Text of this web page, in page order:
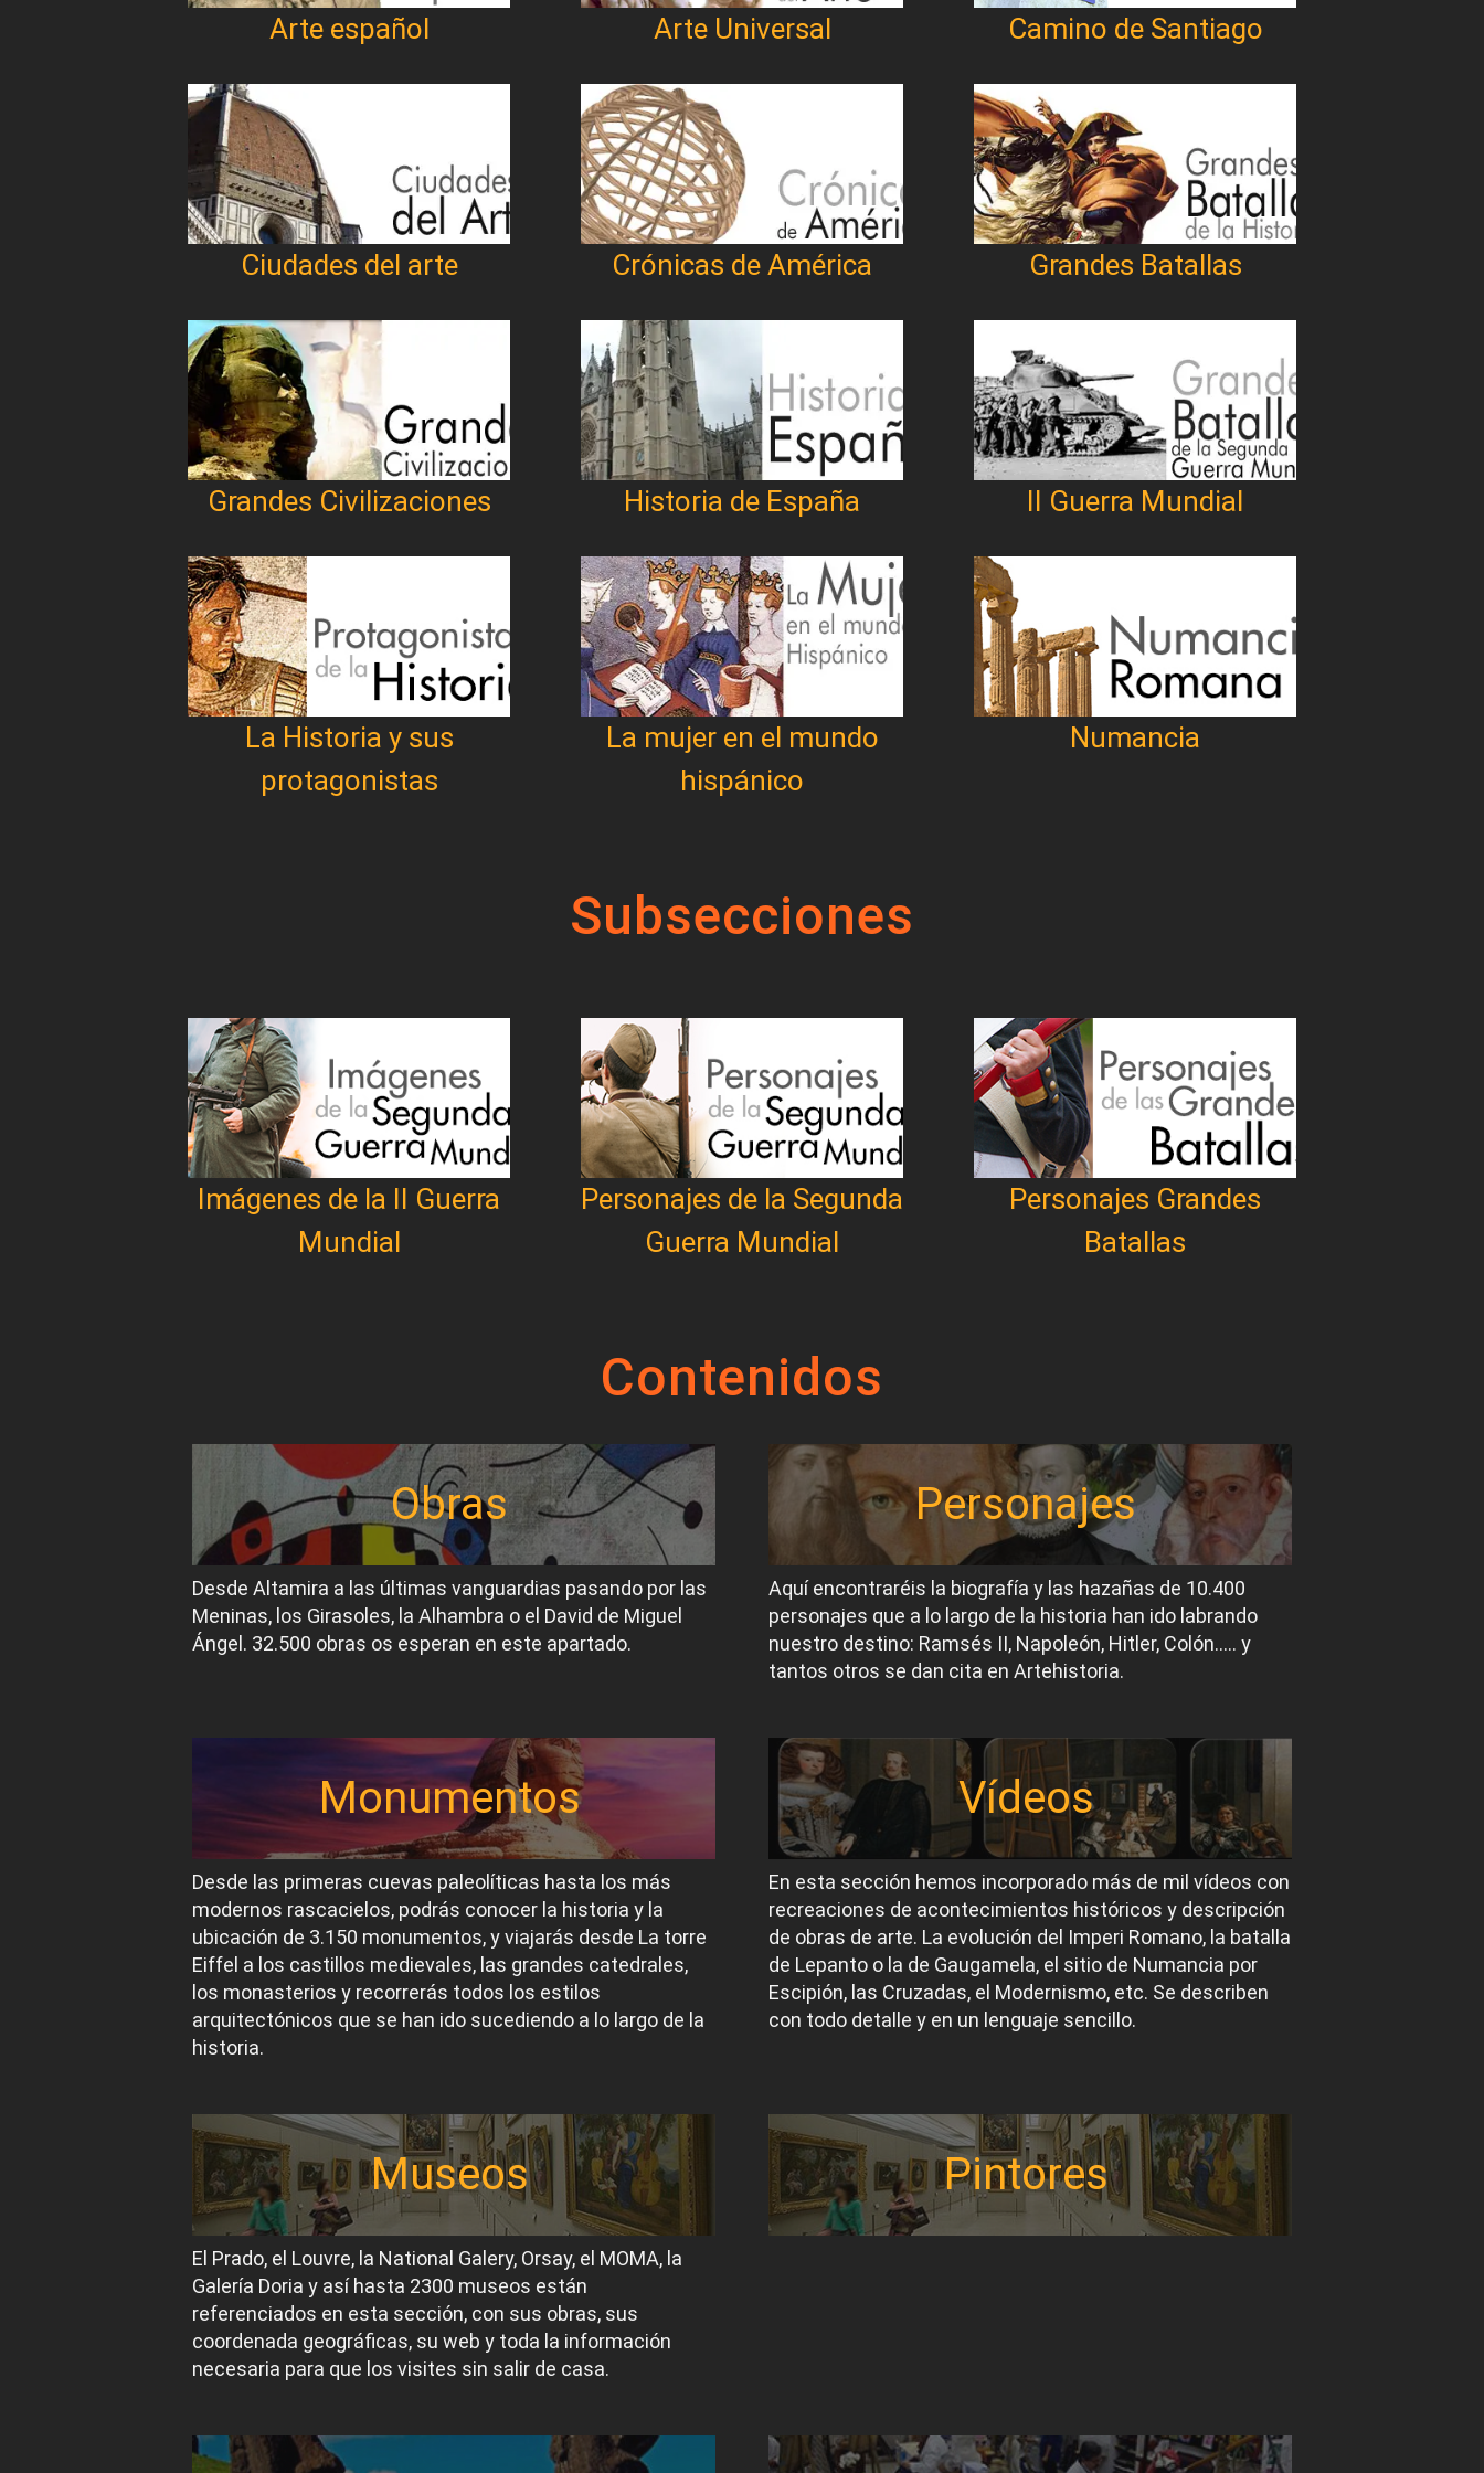
Arte español Arte Universal Camino de Santiago
Ciudades del arte Crónicas de América Grandes Batallas
Grandes Civilizaciones Historia de España II Guerra Mundial
La Historia y sus
protagonistas
La mujer en el mundo
hispánico
Numancia
Subsecciones
Imágenes de la II Guerra
Mundial
Personajes de la Segunda
Guerra Mundial
Personajes Grandes
Batallas
Contenidos
Obras
Desde Altamira a las últimas vanguardias pasando por las
Meninas, los Girasoles, la Alhambra o el David de Miguel
Ángel. 32.500 obras os esperan en este apartado.
Personajes
Aquí encontraréis la biografía y las hazañas de 10.400
personajes que a lo largo de la historia han ido labrando
nuestro destino: Ramsés II, Napoleón, Hitler, Colón….. y
tantos otros se dan cita en Artehistoria.
Monumentos
Desde las primeras cuevas paleolíticas hasta los más
modernos rascacielos, podrás conocer la historia y la
ubicación de 3.150 monumentos, y viajarás desde La torre
Eiffel a los castillos medievales, las grandes catedrales,
los monasterios y recorrerás todos los estilos
arquitectónicos que se han ido sucediendo a lo largo de la
historia.
Vídeos
En esta sección hemos incorporado más de mil vídeos con
recreaciones de acontecimientos históricos y descripción
de obras de arte. La evolución del Imperi Romano, la batalla
de Lepanto o la de Gaugamela, el sitio de Numancia por
Escipión, las Cruzadas, el Modernismo, etc. Se describen
con todo detalle y en un lenguaje sencillo.
Museos
El Prado, el Louvre, la National Galery, Orsay, el MOMA, la
Galería Doria y así hasta 2300 museos están
referenciados en esta sección, con sus obras, sus
coordenada geográficas, su web y toda la información
necesaria para que los visites sin salir de casa.
Pintores